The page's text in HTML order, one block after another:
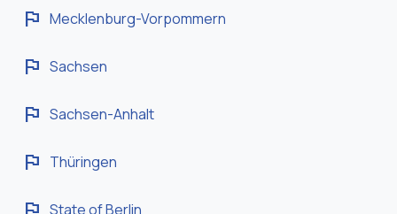
flag Mecklenburg-Vorpommern
flag Sachsen
flag Sachsen-Anhalt
flag Thüringen
State of Berlin